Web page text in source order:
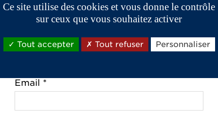
Téléphone *
Email *
Ce site utilise des cookies et vous donne le contrôle
sur ceux que vous souhaitez activer
Tout accepter Tout refuser Personnaliser